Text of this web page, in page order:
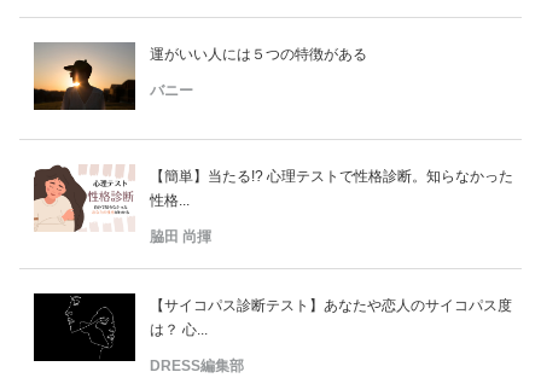
運がいい人には５つの特徴がある
バニー
【簡単】当たる!? 心理テストで性格診断。知らなかった
性格...
脇田 尚揮
【サイコパス診断テスト】あなたや恋人のサイコパス度
は？ 心...
DRESS編集部